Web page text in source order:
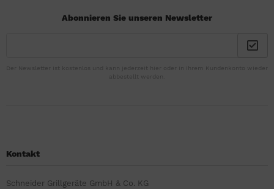
Abonnieren Sie unseren Newsletter
Der Newsletter ist kostenlos und kann jederzeit hier oder in Ihrem Kundenkonto wieder
abbestellt werden.
Kontakt
Schneider Grillgeräte GmbH & Co. KG